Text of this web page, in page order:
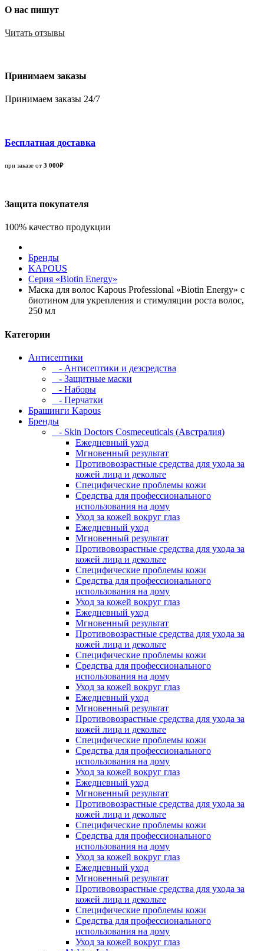
О нас пишут
Читать отзывы
Принимаем заказы
Принимаем заказы 24/7
Бесплатная доставка
при заказе от 3 000₽
Защита покупателя
100% качество продукции
Бренды
KAPOUS
Серия «Biotin Energy»
Маска для волос Kapous Professional «Biotin Energy» с
биотином для укрепления и стимуляции роста волос,
250 мл
Категории
Антисептики
- Антисептики и дезсредства
- Защитные маски
- Наборы
- Перчатки
Брашинги Kapous
Бренды
- Skin Doctors Cosmeceuticals (Австралия)
Ежедневный уход
Мгновенный результат
Противовозрастные средства для ухода за
кожей лица и декольте
Специфические проблемы кожи
Средства для профессионального
использования на дому
Уход за кожей вокруг глаз
Ежедневный уход
Мгновенный результат
Противовозрастные средства для ухода за
кожей лица и декольте
Специфические проблемы кожи
Средства для профессионального
использования на дому
Уход за кожей вокруг глаз
Ежедневный уход
Мгновенный результат
Противовозрастные средства для ухода за
кожей лица и декольте
Специфические проблемы кожи
Средства для профессионального
использования на дому
Уход за кожей вокруг глаз
Ежедневный уход
Мгновенный результат
Противовозрастные средства для ухода за
кожей лица и декольте
Специфические проблемы кожи
Средства для профессионального
использования на дому
Уход за кожей вокруг глаз
Ежедневный уход
Мгновенный результат
Противовозрастные средства для ухода за
кожей лица и декольте
Специфические проблемы кожи
Средства для профессионального
использования на дому
Уход за кожей вокруг глаз
Ежедневный уход
Мгновенный результат
Противовозрастные средства для ухода за
кожей лица и декольте
Специфические проблемы кожи
Средства для профессионального
использования на дому
Уход за кожей вокруг глаз